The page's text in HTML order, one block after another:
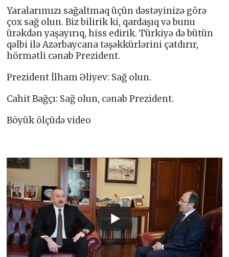
Yaralarımızı sağaltmaq üçün dəstəyinizə görə
çox sağ olun. Biz bilirik ki, qardaşıq və bunu
ürəkdən yaşayırıq, hiss edirik. Türkiyə də bütün
qəlbi ilə Azərbaycana təşəkkürlərini çatdırır,
hörmətli cənab Prezident.
Prezident İlham Əliyev: Sağ olun.
Cahit Bağçı: Sağ olun, cənab Prezident.
Böyük ölçüdə video